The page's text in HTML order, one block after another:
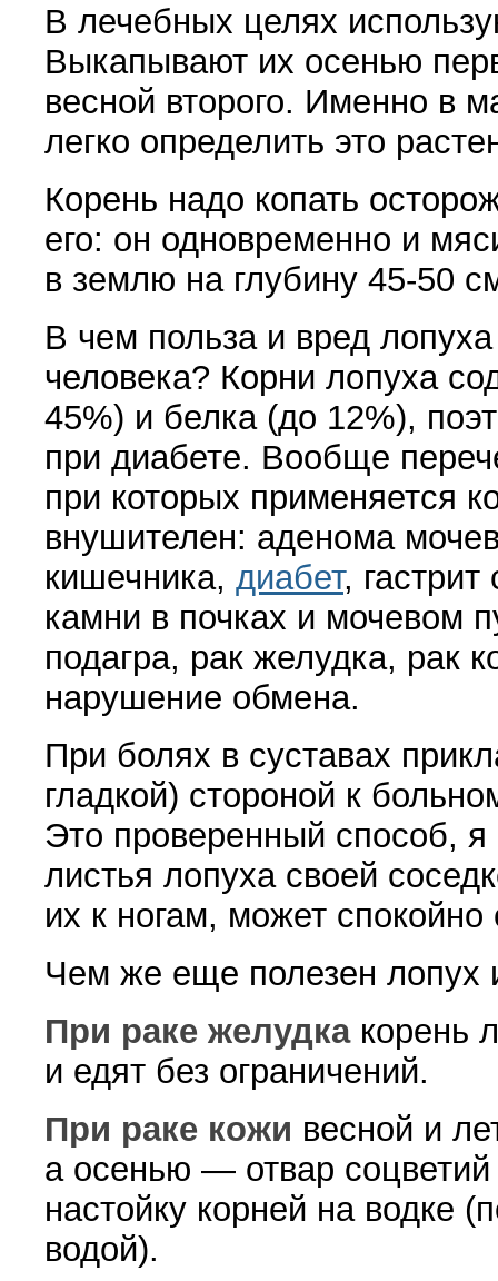
В лечебных целях
Выкапывают их осенью
весной второго. Именно в
легко определить это
Корень надо копать
его: он одновременно и
в землю на глубину 45-50
В чем польза и вред лопуха
человека? Корни лопуха
45%) и белка (до 12%),
при диабете. Вообще
при которых применяется
внушителен: аденома
кишечника, диабет,
камни в почках и мочевом
подагра, рак желудка, рак
нарушение обмена.
При болях в суставах
гладкой) стороной к
Это проверенный способ,
листья лопуха своей
их к ногам, может
Чем же еще полезен лопух
При раке желудкакорень
и едят без ограничений.
При раке кожи весной и
а осенью — отвар соцветий
настойку корней на водке (
водой).